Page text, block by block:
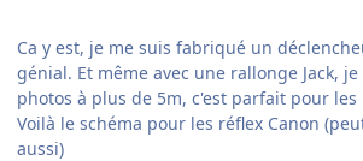
Ca y est, je me suis fabriqué un
génial. Et même avec une rallonge Jack,
photos à plus de 5m, c'est parfait pour les
Voilà le schéma pour les réflex Canon
aussi)